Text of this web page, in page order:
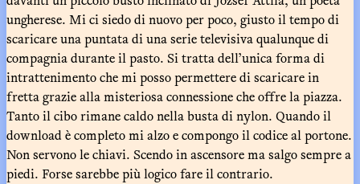
ungherese. Mi ci siedo di nuovo per poco, giusto il tempo di
scaricare una puntata di una serie televisiva qualunque di
compagnia durante il pasto. Si tratta dell’unica forma di
intrattenimento che mi posso permettere di scaricare in
fretta grazie alla misteriosa connessione che offre la piazza.
Tanto il cibo rimane caldo nella busta di nylon. Quando il
download è completo mi alzo e compongo il codice al portone.
Non servono le chiavi. Scendo in ascensore ma salgo sempre a
piedi. Forse sarebbe più logico fare il contrario.